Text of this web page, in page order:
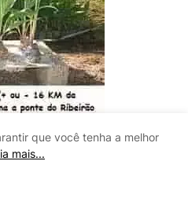
que você tenha a melhor
mais...